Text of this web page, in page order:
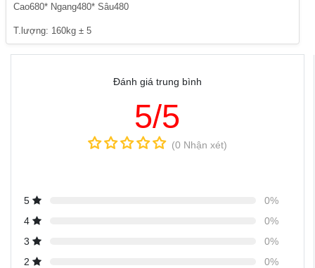
Cao680* Ngang480* Sâu480
T.lượng: 160kg ± 5
Đánh giá trung bình
5/5
(0 Nhận xét)
5
0%
4
0%
3
0%
2
0%